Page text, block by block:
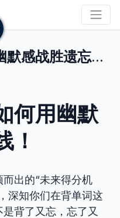
爆笑背单词：如何用幽默感战胜遗忘曲线！
何用幽默
！
出的“未来得分机
深知你们在背单词这
背了又忘，忘了又